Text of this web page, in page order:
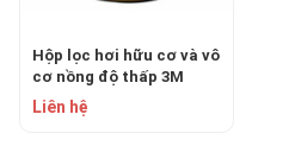
Hộp lọc hơi hữu cơ và vô
cơ nồng độ thấp 3M
3301K-100
Liên hệ